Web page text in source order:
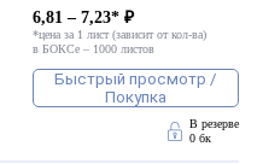
6,81 – 7,23* ₽
*цена за 1 лист (зависит от кол-ва)
в БОКСе – 1000 листов
Быстрый просмотр /
Покупка
В резерве
0 бк